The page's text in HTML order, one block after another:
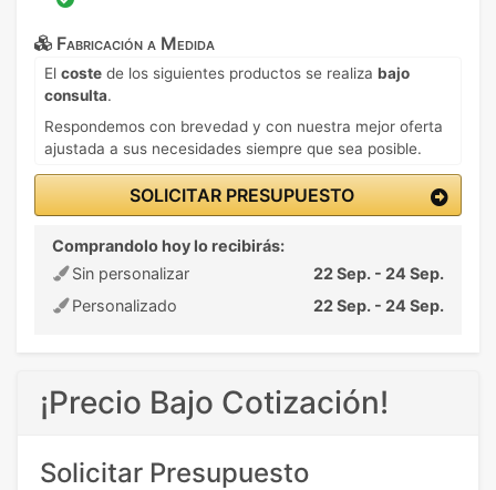
Fabricación a Medida
El coste de los siguientes productos se realiza bajo
consulta.
Respondemos con brevedad y con nuestra mejor oferta
ajustada a sus necesidades siempre que sea posible.
SOLICITAR PRESUPUESTO
Comprandolo hoy lo recibirás:
Sin personalizar
22 Sep. - 24 Sep.
Personalizado
22 Sep. - 24 Sep.
¡Precio Bajo Cotización!
Solicitar Presupuesto